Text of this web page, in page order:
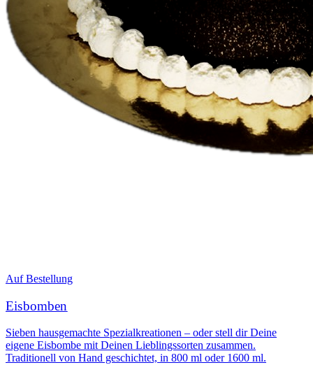
Auf Bestellung
Eisbomben
Sieben hausgemachte Spezialkreationen – oder stell dir Deine
eigene Eisbombe mit Deinen Lieblingssorten zusammen.
Traditionell von Hand geschichtet, in 800 ml oder 1600 ml.